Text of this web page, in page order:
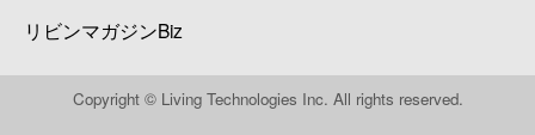
二日町
二日町
1,800万円 北四番丁
リビンマガジンBiz
Copyright © Living Technologies Inc. All rights reserved.